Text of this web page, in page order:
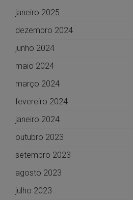
janeiro 2025
dezembro 2024
junho 2024
maio 2024
março 2024
fevereiro 2024
janeiro 2024
outubro 2023
setembro 2023
agosto 2023
julho 2023